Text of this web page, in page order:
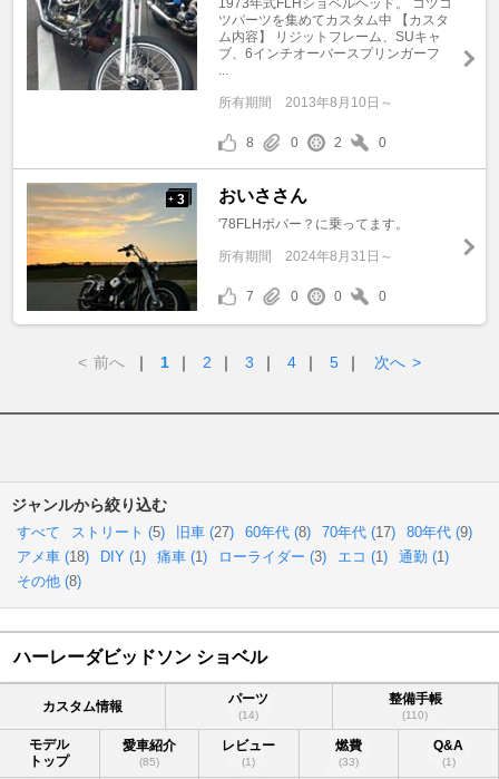
1973年式FLHショベルヘッド。 コツコ
ツパーツを集めてカスタム中 【カスタ
ム内容】 リジットフレーム、SUキャ
ブ、6インチオーバースプリンガーフ
...
所有期間 2013年8月10日～
8 0 2 0
+ 3 おいささん
'78FLHボバー？に乗ってます。
所有期間 2024年8月31日～
7 0 0 0
< 前へ ｜ 1 ｜ 2 ｜ 3 ｜ 4 ｜ 5 ｜ 次へ >
ジャンルから絞り込む
すべて ストリート (5) 旧車 (27) 60年代 (8) 70年代 (17) 80年代 (9)
アメ車 (18) DIY (1) 痛車 (1) ローライダー (3) エコ (1) 通勤 (1)
その他 (8)
ハーレーダビッドソン ショベル
カスタム情報 パーツ
(14)
整備手帳
(110)
モデル
トップ
愛車紹介
(85)
レビュー
(1)
燃費
(33)
Q&A
(1)